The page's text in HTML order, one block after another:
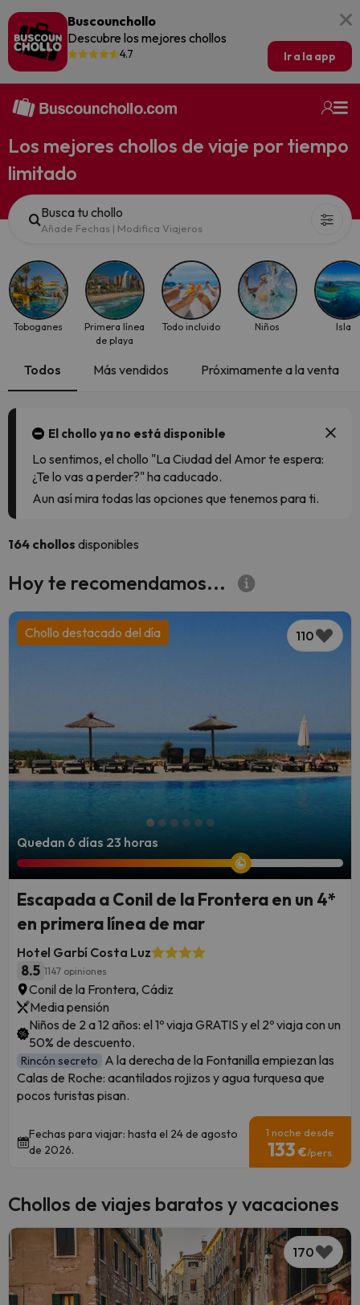
Buscounchollo
Descubre los mejores chollos
4.7 Ir a la app
Los mejores chollos de viaje por tiempo
limitado
Busca tu chollo
Añade Fechas | Modifica Viajeros
Toboganes
Primera línea
de playa
Todo incluido Niños Isla
Todos Más vendidos Próximamente a la venta
El chollo ya no está disponible
Lo sentimos, el chollo "La Ciudad del Amor te espera:
¿Te lo vas a perder?" ha caducado.
Aun así mira todas las opciones que tenemos para ti.
164 chollos disponibles
Hoy te recomendamos...
Chollo destacado del día 110
Quedan 6 días 23 horas
Escapada a Conil de la Frontera en un 4*
en primera línea de mar
Hotel Garbí Costa Luz
8.5 1147 opiniones
Conil de la Frontera, Cádiz
Media pensión
Niños de 2 a 12 años: el 1º viaja GRATIS y el 2º viaja con un
50% de descuento.
Rincón secreto A la derecha de la Fontanilla empiezan las
Calas de Roche: acantilados rojizos y agua turquesa que
pocos turistas pisan.
Fechas para viajar: hasta el 24 de agosto
de 2026.
1 noche desde
133 €/pers.
Chollos de viajes baratos y vacaciones
170